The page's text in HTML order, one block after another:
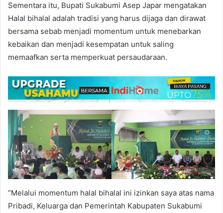
Sementara itu, Bupati Sukabumi Asep Japar mengatakan
Halal bihalal adalah tradisi yang harus dijaga dan dirawat
bersama sebab menjadi momentum untuk menebarkan
kebaikan dan menjadi kesempatan untuk saling
memaafkan serta memperkuat persaudaraan.
“Melalui momentum halal bihalal ini izinkan saya atas nama
Pribadi, Keluarga dan Pemerintah Kabupaten Sukabumi